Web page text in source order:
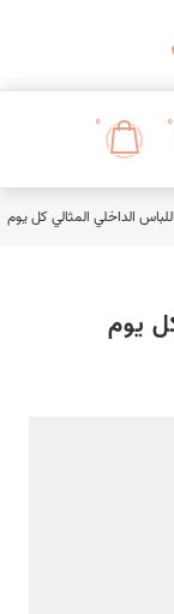
0
0
اللباس الداخلي المثالي كل يوم
يوم